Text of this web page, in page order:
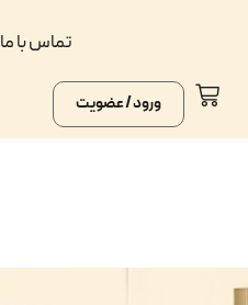
تماس با ما
ورود / عضویت